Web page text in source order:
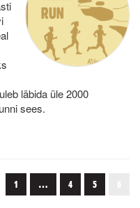
läbida üle 2000
sees.
1 … 4 5